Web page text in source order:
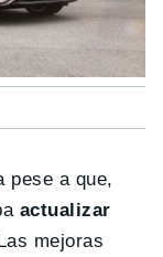
pese a que,
actualizar
mejoras